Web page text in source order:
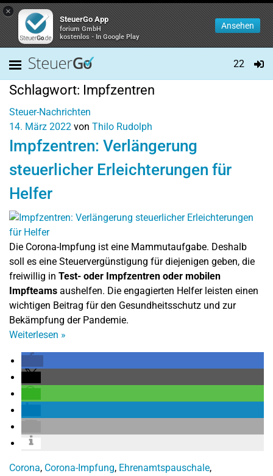
×
SteuerGo App
forium GmbH
kostenlos - In Google Play
Ansehen
22
Schlagwort: Impfzentren
Steuer-Nachrichten
14. März 2022 von Thilo Rudolph
Impfzentren: Verlängerung
steuerlicher Erleichterungen für
Helfer
Die Corona-Impfung ist eine Mammutaufgabe. Deshalb
soll es eine Steuervergünstigung für diejenigen geben, die
freiwillig in Test- oder Impfzentren oder mobilen
Impfteams aushelfen. Die engagierten Helfer leisten einen
wichtigen Beitrag für den Gesundheitsschutz und zur
Bekämpfung der Pandemie.
Weiterlesen »
Corona, Corona-Impfung, Ehrenamtspauschale,